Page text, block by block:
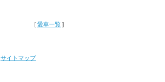
[愛車一覧 ]
サイトマップ